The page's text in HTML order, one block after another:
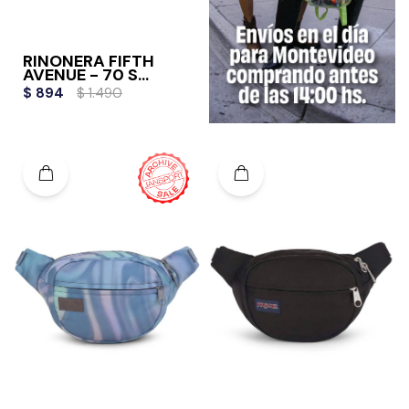
RIÑONERA FIFTH
AVENUE - 70 S
SPACE DYE FRESH
$ 894 $ 1.490